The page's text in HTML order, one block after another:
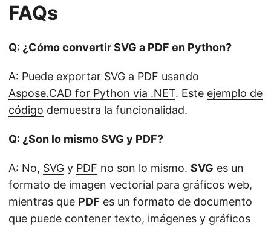
FAQs
Q: ¿Cómo convertir SVG a PDF en Python?
A: Puede exportar SVG a PDF usando
Aspose.CAD for Python via .NET. Este ejemplo de
código demuestra la funcionalidad.
Q: ¿Son lo mismo SVG y PDF?
A: No, SVG y PDF no son lo mismo. SVG es un
formato de imagen vectorial para gráficos web,
mientras que PDF es un formato de documento
que puede contener texto, imágenes y gráficos